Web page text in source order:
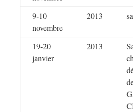
9-10
novembre
2013
19-20
janvier
2013